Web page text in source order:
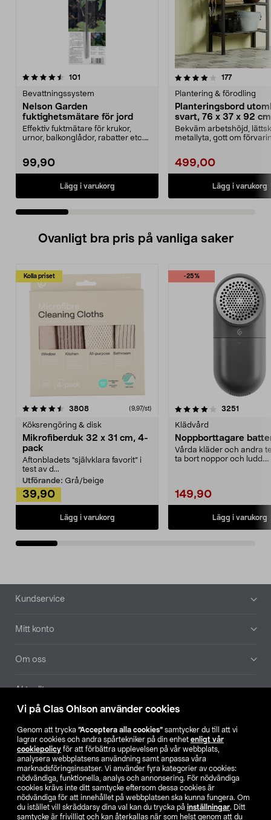
Vi på Clas Ohlson använder cookies
Genom att trycka ”Acceptera alla cookies” samtycker du till att vi
lagrar cookies och andra spårtekniker på din enhet enligt vår
cookiepolicy för att förbättra upplevelsen på vår webbplats,
analysera webbplatsens användning samt anpassa våra
marknadsföringsinsatser. Vi använder fyra kategorier av cookies:
nödvändiga, funktionella, analys och annonsering. För nödvändiga
cookies krävs inte ditt samtycke eftersom dessa cookies är
nödvändiga för att innehållet på webbplatsen ska kunna fungera. Om
du istället vill skräddarsy dina val kan du trycka på inställningar. Ditt
samtycke är frivilligt och kan återkallas när som helst genom att du
101
Bevattningssystem
Nelson Garden
fuktighetsmätare för jord
Effektiv fuktmätare för krukor,
urnor, balkonglådor, rabatter etc.
99,90
Lägg i varukorg
4.0 av 5 stjärnor 177
Plantering & förodling
Planteringsbord
svart, 76 x 37 x 92 cm
Bekväm arbetshöjd,
metallyta, gott om
499,00
Lägg i varukorg
4.5 av 5 stjärnor
Ovanligt bra pris på vanliga saker
Kolla priset
3808recensioner (9,97/st)
Köksrengöring & disk
Mikrofiberduk 32 x 31 cm, 4-
pack
Aftonbladets "självklara favorit” i
test av d...
Utförande: Grå/beige
39,90
Lägg i varukorg
-25%
4.0av 5 stjärnor 3251
Klädvård
Noppborttagare
Vårda kläder och andra
ta bort noppor och ludd.
149,90
Lägg i varukorg
4.5av 5 stjärnor
Sidfot
Kundservice
Mitt konto
Om oss
Aktuellt
Hitta butik
SE NO FI